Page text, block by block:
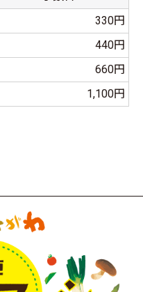
330円
440円
660円
1,100円